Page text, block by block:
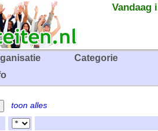
Vandaag
Categorie
toon alles